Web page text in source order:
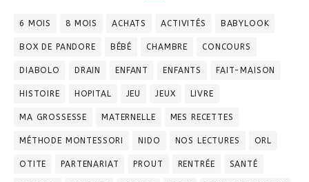
6 MOIS 8 MOIS ACHATS ACTIVITÉS BABYLOOK
BOX DE PANDORE BÉBÉ CHAMBRE CONCOURS
DIABOLO DRAIN ENFANT ENFANTS FAIT-MAISON
HISTOIRE HOPITAL JEU JEUX LIVRE
MA GROSSESSE MATERNELLE MES RECETTES
MÉTHODE MONTESSORI NIDO NOS LECTURES ORL
OTITE PARTENARIAT PROUT RENTRÉE SANTÉ